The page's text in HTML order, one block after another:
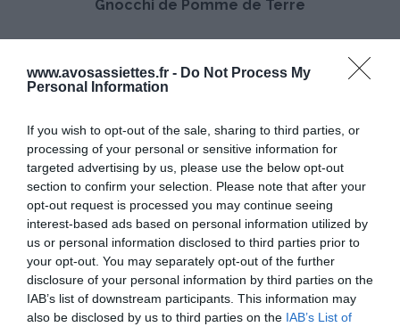
www.avosassiettes.fr - Do Not Process My
Personal Information
If you wish to opt-out of the sale, sharing to third parties, or
processing of your personal or sensitive information for
targeted advertising by us, please use the below opt-out
section to confirm your selection. Please note that after your
opt-out request is processed you may continue seeing
interest-based ads based on personal information utilized by
us or personal information disclosed to third parties prior to
your opt-out. You may separately opt-out of the further
disclosure of your personal information by third parties on the
IAB’s list of downstream participants. This information may
also be disclosed by us to third parties on the IAB’s List of
m
Gnocchi de Pomme de Terre
L
Les Pains aux Raisins
DÉCOUVREZ ÉGALEMENT